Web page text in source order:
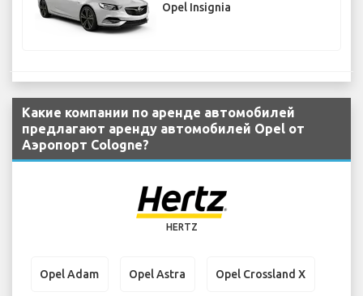
Opel Insignia
Какие компании по аренде автомобилей
предлагают аренду автомобилей Opel от
Аэропорт Cologne?
HERTZ
Opel Adam Opel Astra Opel Crossland X